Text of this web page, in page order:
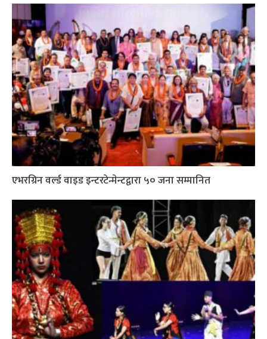
एभरग्रिन वर्ल्ड वाइड इन्टरटेन्मेन्टद्वारा ५० जना सम्मानित